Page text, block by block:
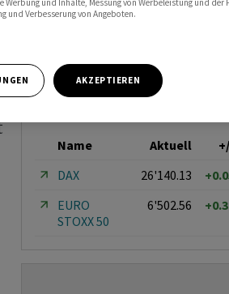
Name Aktuell
DAX
26'140.13
EURO
STOXX 50
6'502.56
und Verbesserung von Angeboten.
AKZEPTIEREN